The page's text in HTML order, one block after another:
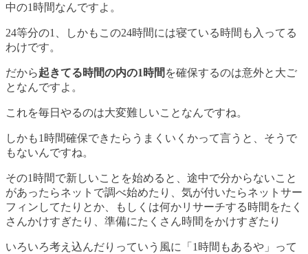
中の1時間なんですよ。
24等分の1、しかもこの24時間には寝ている時間も入ってる
わけです。
だから起きてる時間の内の1時間 を確保するのは意外と大ご
となんですよ。
これを毎日やるのは大変難しいことなんですね。
しかも1時間確保できたらうまくいくかって言うと、そうで
もないんですね。
その1時間で新しいことを始めると、途中で分からないこと
があったらネットで調べ始めたり、気が付いたらネットサー
フィンしてたりとか、もしくは何かリサーチする時間をたく
さんかけすぎたり、準備にたくさん時間をかけすぎたり
いろいろ考え込んだりっていう風に「1時間もあるや」って